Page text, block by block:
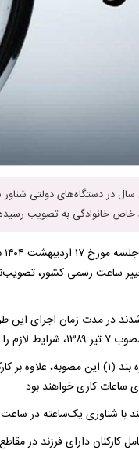
در دستگاه‌های دولتی
خاص خانوادگی به تصویب رسیده
در مدت زمان اجرای این
آورند.
همچنین در این مصوبه تصریح شده است: در
ساعات کاری خواهند بود.
کارکنان دارای فرزند در